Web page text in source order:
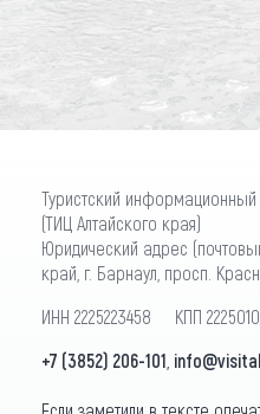
Туристский информационный
(ТИЦ Алтайского края)
Юридический адрес
край, г. Барнаул, просп.
ИНН 2225223458 КПП
+7 (3852) 206-101
Если заметили в тексте